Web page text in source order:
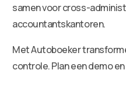
samen voor cross-
accountantskantoren.
Met Autoboeker
controle. Plan een demo